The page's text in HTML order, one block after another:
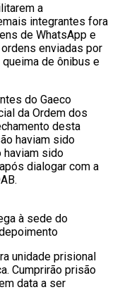
a
integrantes fora
de WhatsApp e
enviadas por
de ônibus e
do Gaeco
da Ordem dos
desta
haviam sido
haviam sido
dialogar com a
à sede do
unidade prisional
Cumprirão prisão
data a ser